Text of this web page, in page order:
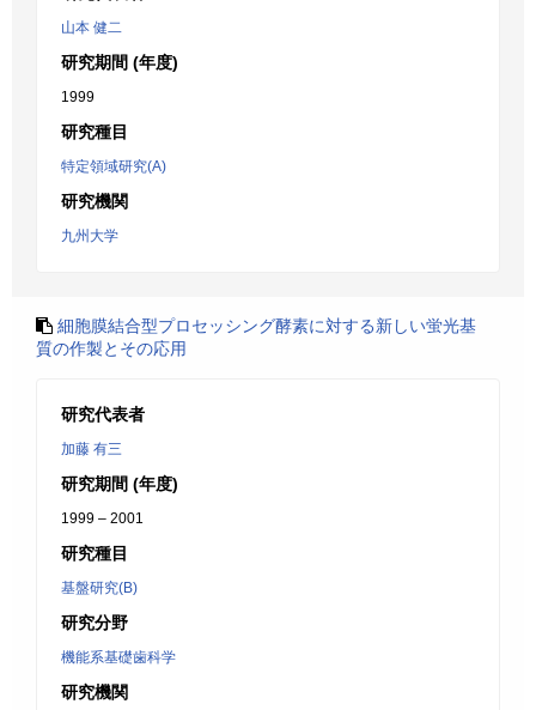
山本 健二
研究期間 (年度)
1999
研究種目
特定領域研究(A)
研究機関
九州大学
細胞膜結合型プロセッシング酵素に対する新しい蛍光基
質の作製とその応用
研究代表者
加藤 有三
研究期間 (年度)
1999 – 2001
研究種目
基盤研究(B)
研究分野
機能系基礎歯科学
研究機関